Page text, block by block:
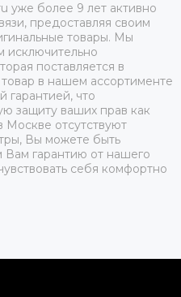
уже более 9 лет активно
предоставляя своим
товары. Мы
исключительно
поставляется в
в нашем ассортименте
гарантией, что
защиту ваших прав как
Москве отсутствуют
Вы можете быть
Вам гарантию от нашего
себя комфортно